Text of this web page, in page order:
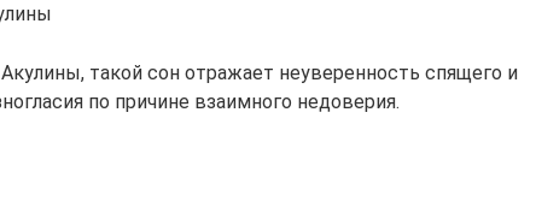
такой сон отражает неуверенность спящего и
по причине взаимного недоверия.